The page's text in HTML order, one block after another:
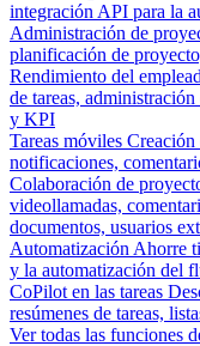
integración API para la
Administración de
planificación de
Rendimiento del
de tareas,
y KPI
Tareas móviles Creación
notificaciones,
Colaboración de
videollamadas,
documentos, usuarios
Automatización Ahorre
y la automatización del
CoPilot en las tareas
resúmenes de tareas,
Ver todas las funciones